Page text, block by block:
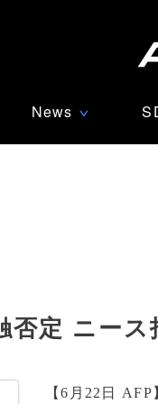
News ∨
否定 ニー
【6月22日